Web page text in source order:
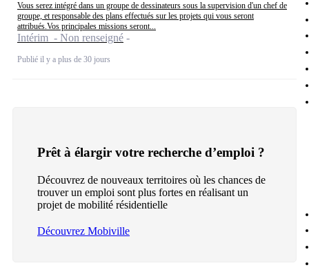
Vous serez intégré dans un groupe de dessinateurs sous la supervision d'un chef de
groupe, et responsable des plans effectués sur les projets qui vous seront
attribués.Vos principales missions seront...
Intérim - Non renseigné
Publié il y a plus de 30 jours
Prêt à élargir votre recherche d’emploi ?
Découvrez de nouveaux territoires où les chances de
trouver un emploi sont plus fortes en réalisant un
projet de mobilité résidentielle
Découvrez Mobiville